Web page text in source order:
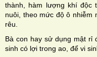
thành, hàm lượng khí độc
nuôi, theo mức độ ô nhiễm
rêu.
Bà con hay sử dụng mật rỉ
sinh có lợi trong ao, để vi